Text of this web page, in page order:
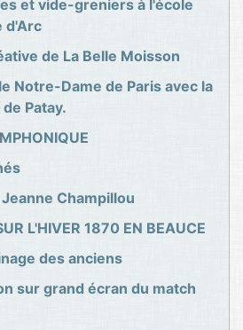
et vide-greniers à l'école
d'Arc
de La Belle Moisson
Notre-Dame de Paris avec la
de Patay.
Champillou
L'HIVER 1870 EN BEAUCE
des anciens
sur grand écran du match